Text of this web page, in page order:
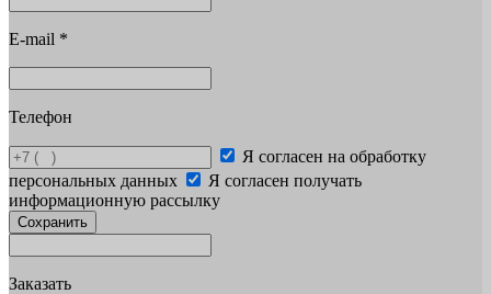
E-mail *
Телефон
Я согласен на обработку
персональных данных
Я согласен получать
информационную рассылку
Сохранить
Заказать